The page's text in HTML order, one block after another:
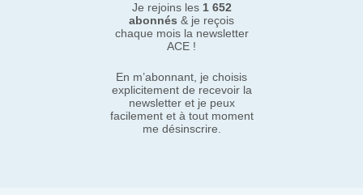
Je rejoins les 1 652
abonnés & je reçois
chaque mois la newsletter
ACE !
En m’abonnant, je choisis
explicitement de recevoir la
newsletter et je peux
facilement et à tout moment
me désinscrire.